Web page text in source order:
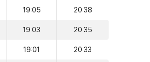
19:05 20:38
19:03 20:35
19:01 20:33